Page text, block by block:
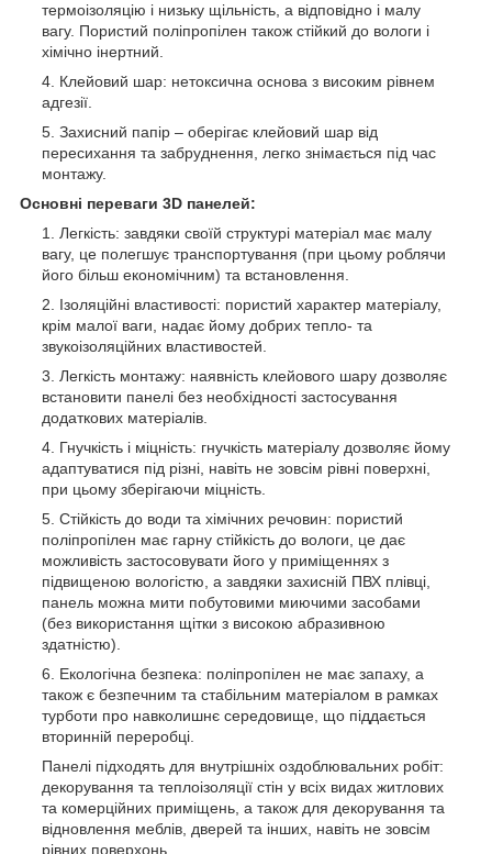
термоізоляцію і низьку щільність, а відповідно і малу
вагу. Пористий поліпропілен також стійкий до вологи і
хімічно інертний.
Клейовий шар: нетоксична основа з високим рівнем
адгезії.
Захисний папір – оберігає клейовий шар від
пересихання та забруднення, легко знімається під час
монтажу.
Основні переваги 3D панелей:
Легкість: завдяки своїй структурі матеріал має малу
вагу, це полегшує транспортування (при цьому роблячи
його більш економічним) та встановлення.
Ізоляційні властивості: пористий характер матеріалу,
крім малої ваги, надає йому добрих тепло- та
звукоізоляційних властивостей.
Легкість монтажу: наявність клейового шару дозволяє
встановити панелі без необхідності застосування
додаткових матеріалів.
Гнучкість і міцність: гнучкість матеріалу дозволяє йому
адаптуватися під різні, навіть не зовсім рівні поверхні,
при цьому зберігаючи міцність.
Стійкість до води та хімічних речовин: пористий
поліпропілен має гарну стійкість до вологи, це дає
можливість застосовувати його у приміщеннях з
підвищеною вологістю, а завдяки захисній ПВХ плівці,
панель можна мити побутовими миючими засобами
(без використання щітки з високою абразивною
здатністю).
Екологічна безпека: поліпропілен не має запаху, а
також є безпечним та стабільним матеріалом в рамках
турботи про навколишнє середовище, що піддається
вторинній переробці.
Панелі підходять для внутрішніх оздоблювальних робіт:
декорування та теплоізоляції стін у всіх видах житлових
та комерційних приміщень, а також для декорування та
відновлення меблів, дверей та інших, навіть не зовсім
рівних поверхонь.